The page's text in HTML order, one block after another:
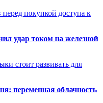
перед покупкой доступа к
удар током на железной
стоит развивать для
переменная облачность